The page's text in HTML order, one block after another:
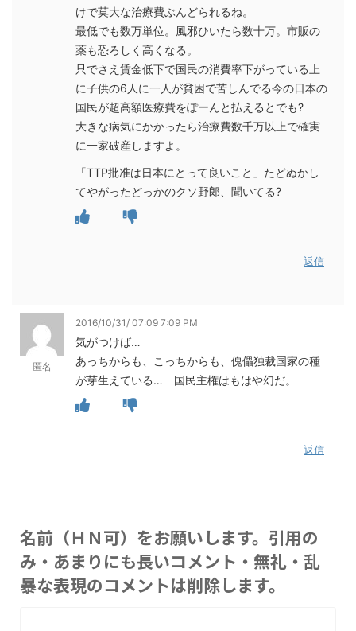
けで莫大な治療費ぶんどられるね。
最低でも数万単位。風邪ひいたら数十万。市販の
薬も恐ろしく高くなる。
只でさえ賃金低下で国民の消費率下がっている上
に子供の6人に一人が貧困で苦しんでる今の日本の
国民が超高額医療費をぽーんと払えるとでも?
大きな病気にかかったら治療費数千万以上で確実
に一家破産しますよ。
「TTP批准は日本にとって良いこと」たどぬかし
てやがったどっかのクソ野郎、聞いてる?
返信
匿名
2016/10/31/ 07:09 7:09 PM
気がつけば…
あっちからも、こっちからも、傀儡独裁国家の種
が芽生えている… 国民主権はもはや幻だ。
返信
名前（ＨＮ可）をお願いします。引用の
み・あまりにも長いコメント・無礼・乱
暴な表現のコメントは削除します。